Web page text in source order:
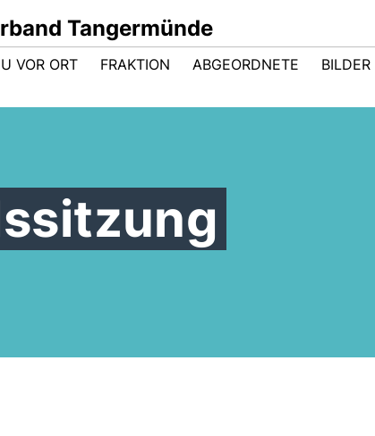
Tangermünde
VOR ORT FRAKTION ABGEORDNETE BILDER